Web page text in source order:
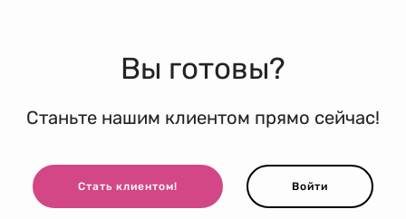
Вы готовы?
Станьте нашим клиентом прямо сейчас!
Стать клиентом! Войти